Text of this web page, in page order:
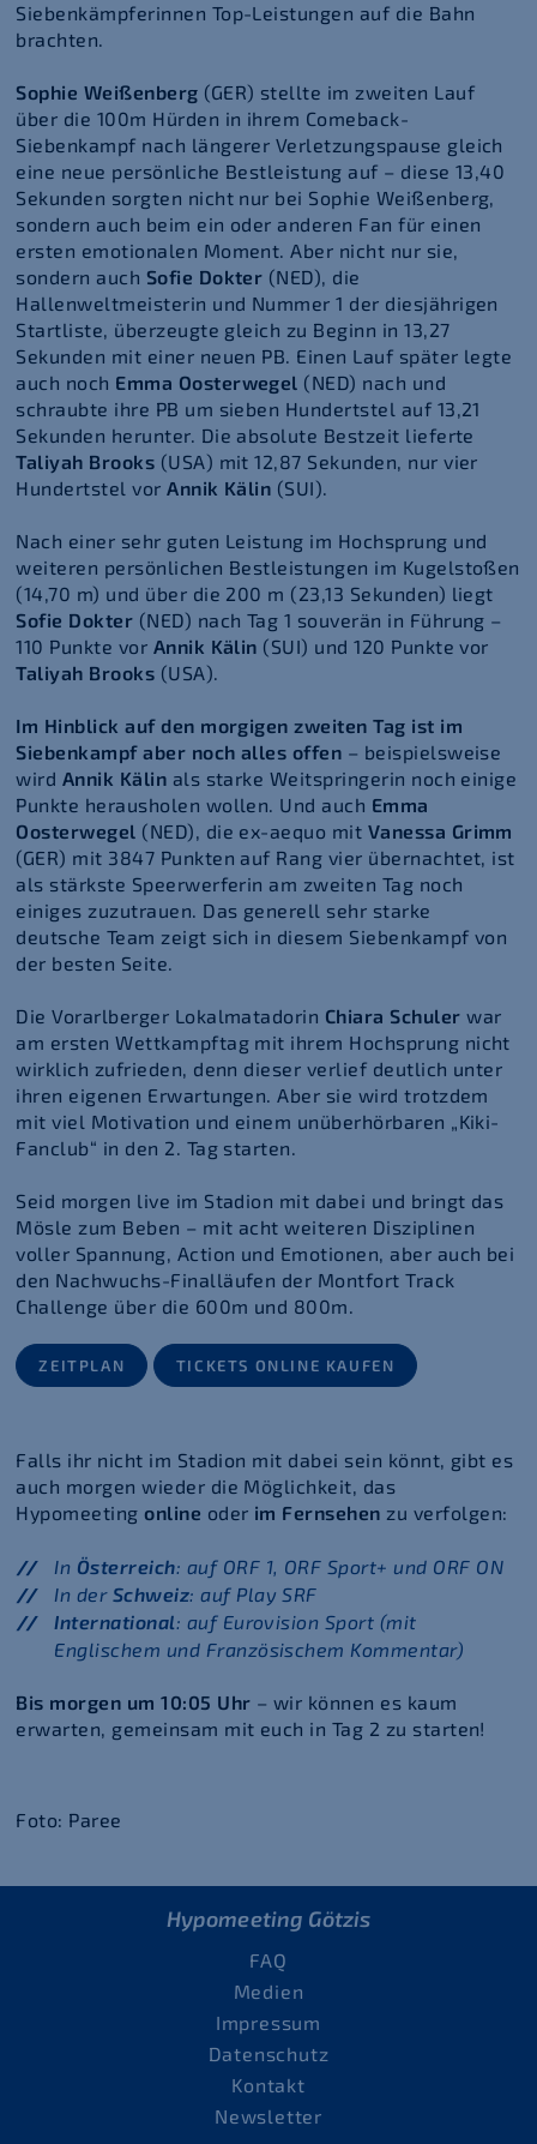
Siebenkämpferinnen Top-Leistungen auf die Bahn
brachten.
Sophie Weißenberg (GER) stellte im zweiten Lauf
über die 100m Hürden in ihrem Comeback-
Siebenkampf nach längerer Verletzungspause gleich
eine neue persönliche Bestleistung auf – diese 13,40
Sekunden sorgten nicht nur bei Sophie Weißenberg,
sondern auch beim ein oder anderen Fan für einen
ersten emotionalen Moment. Aber nicht nur sie,
sondern auch Sofie Dokter (NED), die
Hallenweltmeisterin und Nummer 1 der diesjährigen
Startliste, überzeugte gleich zu Beginn in 13,27
Sekunden mit einer neuen PB. Einen Lauf später legte
auch noch Emma Oosterwegel (NED) nach und
schraubte ihre PB um sieben Hundertstel auf 13,21
Sekunden herunter. Die absolute Bestzeit lieferte
Taliyah Brooks (USA) mit 12,87 Sekunden, nur vier
Hundertstel vorAnnik Kälin (SUI).
Nach einer sehr guten Leistung im Hochsprung und
weiteren persönlichen Bestleistungen im Kugelstoßen
(14,70 m) und über die 200 m (23,13 Sekunden) liegt
Sofie Dokter (NED) nach Tag 1 souverän in Führung –
110 Punkte vor Annik Kälin (SUI) und 120 Punkte vor
Taliyah Brooks (USA).
Im Hinblick auf den morgigen zweiten Tag ist im
Siebenkampf aber noch alles offen – beispielsweise
wird Annik Kälin als starke Weitspringerin noch einige
Punkte herausholen wollen. Und auch Emma
Oosterwegel (NED), die ex-aequo mit Vanessa Grimm
(GER) mit 3847 Punkten auf Rang vier übernachtet, ist
als stärkste Speerwerferin am zweiten Tag noch
einiges zuzutrauen. Das generell sehr starke
deutsche Team zeigt sich in diesem Siebenkampf von
der besten Seite.
Die Vorarlberger Lokalmatadorin Chiara Schuler war
am ersten Wettkampftag mit ihrem Hochsprung nicht
wirklich zufrieden, denn dieser verlief deutlich unter
ihren eigenen Erwartungen. Aber sie wird trotzdem
mit viel Motivation und einem unüberhörbaren „Kiki-
Fanclub“ in den 2. Tag starten.
Seid morgen live im Stadion mit dabei und bringt das
Mösle zum Beben – mit acht weiteren Disziplinen
voller Spannung, Action und Emotionen, aber auch bei
den Nachwuchs-Finalläufen der Montfort Track
Challenge über die 600m und 800m.
ZEITPLAN TICKETS ONLINE KAUFEN
Falls ihr nicht im Stadion mit dabei sein könnt, gibt es
auch morgen wieder die Möglichkeit, das
Hypomeeting online oder im Fernsehen zu verfolgen:
In Österreich: auf ORF 1, ORF Sport+ und ORF ON
In der Schweiz: auf Play SRF
International: auf Eurovision Sport (mit
Englischem und Französischem Kommentar)
Bis morgen um 10:05 Uhr – wir können es kaum
erwarten, gemeinsam mit euch in Tag 2 zu starten!
Foto: Paree
Hypomeeting Götzis
FAQ
Medien
Impressum
Datenschutz
Kontakt
Newsletter